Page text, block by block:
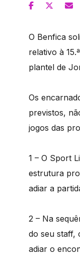
O Benfica
relativo à
plantel de
Os
previstos,
jogos das
1 – O Sport
estrutura
adiar a
2 – Na
do seu staff,
adiar o